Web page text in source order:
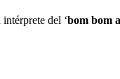
del ‘bom bom